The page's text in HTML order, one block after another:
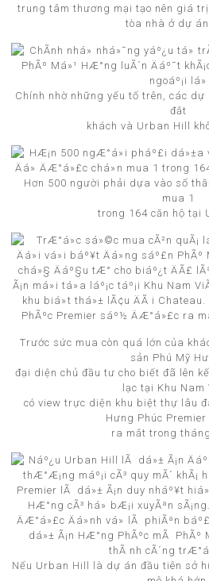
trung tâm thương mại tạo nên giá
tòa nhà ở dự
Chính nhờ những yếu tố trên, các dự
đắt
khách và Urban Hill
Hơn 500 người phải dựa vào số
mua 1
trong 164 căn hộ tại
Trước sức mua còn quá lớn của
sản Phú Mỹ
đại diện chủ đầu tư cho biết đã lên
lạc tại Khu Nam
có view trực diện khu biệt thự lâu
Hưng Phúc
ra mắt trong
Nếu Urban Hill là dự án đầu tiên sở